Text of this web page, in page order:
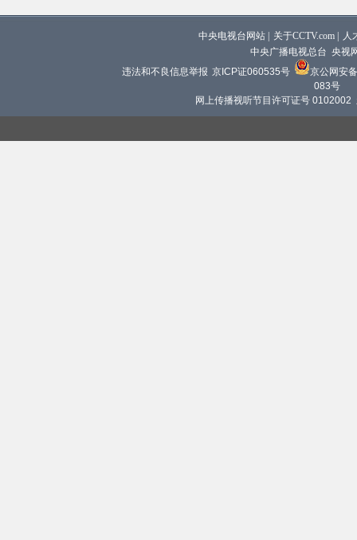
中央电视台网站 关于CCTV.com
人
中央广播电视总台 央视
违法和不良信息举报 京ICP证060535号
京公网安
083号
网上传播视听节目许可证号